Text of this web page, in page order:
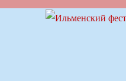
Ильменский